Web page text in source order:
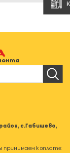
с.Габишево,
принимаем к оплате: